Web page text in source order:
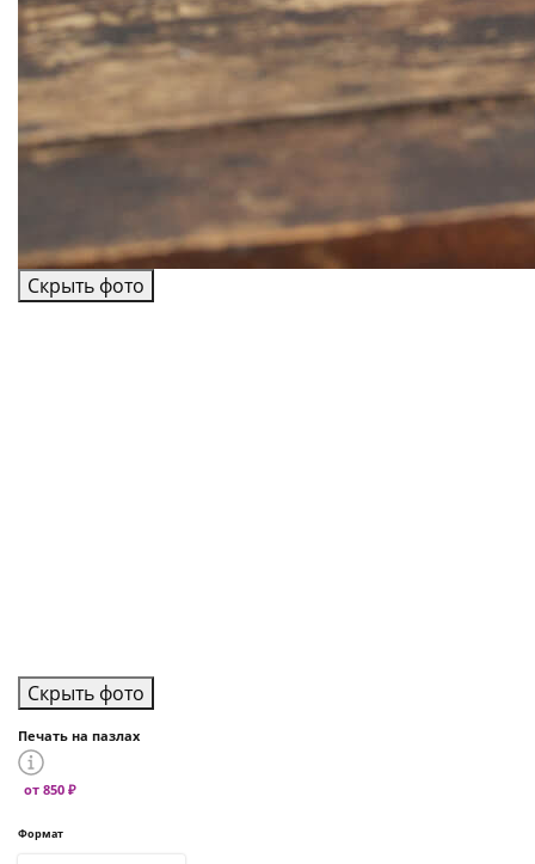
Скрыть фото
Скрыть фото
Печать на пазлах
от 850 ₽
Формат